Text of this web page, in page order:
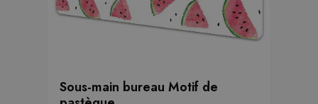
Sous-main bureau Motif de